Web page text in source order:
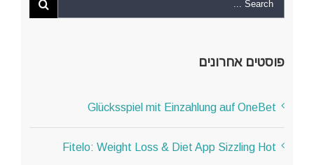
פוסטים אחרונים
Glücksspiel mit Einzahlung auf OneBet
Fitelo: Weight Loss & Diet App Sizzling Hot